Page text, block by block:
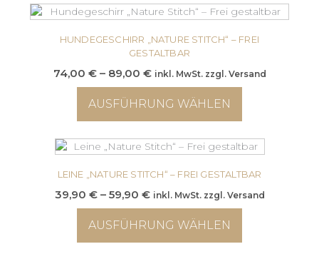
Produkt
weist
mehrere
Varianten
auf.
Optionen
der
Produktseite
gewählt
HUNDEGESCHIRR „NATURE STITCH“ – FREI
GESTALTBAR
74,00 € – 89,00 €Preisspanne:
74,00 €
bis
89,00 €
inkl. MwSt. zzgl. Versand
AUSFÜHRUNG WÄHLEN
Produkt
weist
mehrere
auf.
Die
Optionen
LEINE „NATURE STITCH“ – FREI GESTALTBAR
39,90 € – 59,90 €Preisspanne:
39,90 €
bis
59,90 €
inkl. MwSt. zzgl. Versand
AUSFÜHRUNG WÄHLEN